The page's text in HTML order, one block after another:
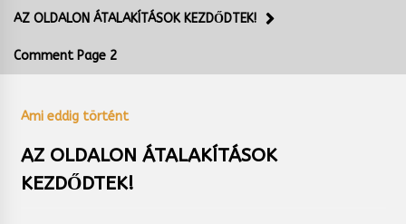
AZ OLDALON ÁTALAKÍTÁSOK KEZDŐDTEK!
Comment Page 2
Ami eddig történt
AZ OLDALON ÁTALAKÍTÁSOK
KEZDŐDTEK!